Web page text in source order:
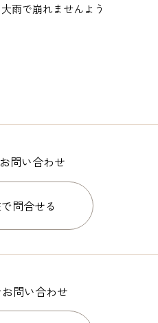
雨で崩れませんよう
問い合わせ
で問合せる
問い合わせ